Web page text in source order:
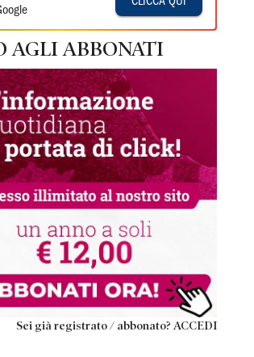
AGLI ABBONATI
Sei già registrato / abbonato? ACCEDI